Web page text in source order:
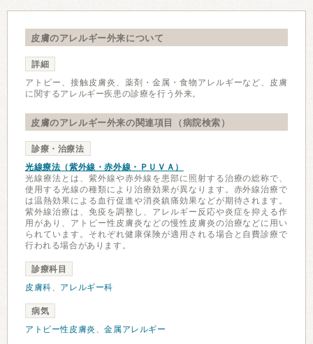
皮膚のアレルギー外来について
詳細
アトピー、接触皮膚炎、薬剤・金属・食物アレルギーなど、皮膚
に関するアレルギー疾患の診療を行う外来。
皮膚のアレルギー外来の関連項目（病院検索）
診療・治療法
光線療法（紫外線・赤外線・ＰＵＶＡ）
光線療法とは、紫外線や赤外線を患部に照射する治療の総称で、
使用する光線の種類により治療効果が異なります。赤外線治療で
は温熱効果による血行促進や消炎鎮痛効果などが期待されます。
紫外線治療は、免疫を調整し、アレルギー反応や炎症を抑える作
用があり、アトピー性皮膚炎などの慢性皮膚炎の治療などに用い
られています。それぞれ健康保険が適用される場合と自費診療で
行われる場合があります。
診療科目
皮膚科、 アレルギー科
病気
アトピー性皮膚炎 、金属アレルギー